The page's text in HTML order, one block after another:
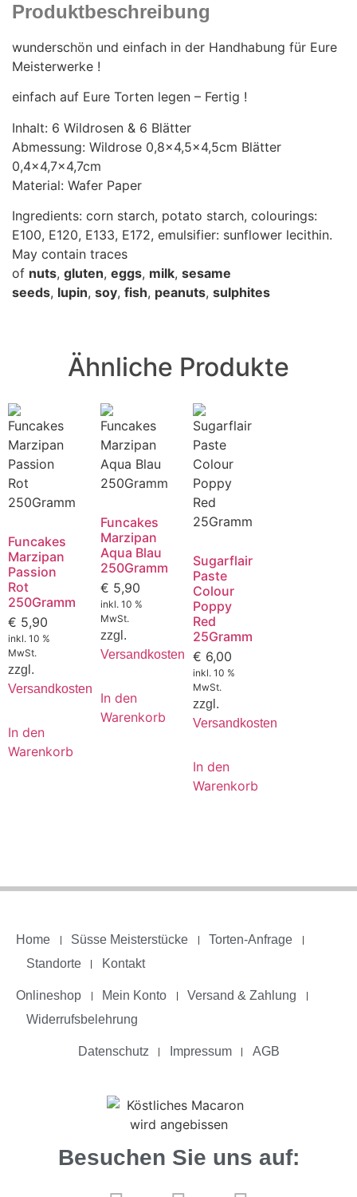
Produktbeschreibung
wunderschön und einfach in der Handhabung für Eure
Meisterwerke !
einfach auf Eure Torten legen – Fertig !
Inhalt: 6 Wildrosen & 6 Blätter
Abmessung: Wildrose 0,8×4,5×4,5cm Blätter
0,4×4,7×4,7cm
Material: Wafer Paper
Ingredients: corn starch, potato starch, colourings:
E100, E120, E133, E172, emulsifier: sunflower lecithin.
May contain traces
of nuts, gluten, eggs, milk, sesame
seeds, lupin, soy, fish, peanuts, sulphites
Ähnliche Produkte
Funcakes
Marzipan
Passion
Rot
250Gramm
€ 5,90
inkl. 10 %
MwSt.
zzgl.
Versandkosten
In den
Warenkorb
Funcakes
Marzipan
Aqua Blau
250Gramm
€ 5,90
inkl. 10 %
MwSt.
zzgl.
Versandkosten
In den
Warenkorb
Sugarflair
Paste
Colour
Poppy
Red
25Gramm
€ 6,00
inkl. 10 %
MwSt.
zzgl.
Versandkosten
In den
Warenkorb
Home Süsse Meisterstücke
Torten-Anfrage
Standorte
Kontakt
Onlineshop Mein Konto
Versand & Zahlung
Widerrufsbelehrung
Datenschutz Impressum AGB
Besuchen Sie uns auf: